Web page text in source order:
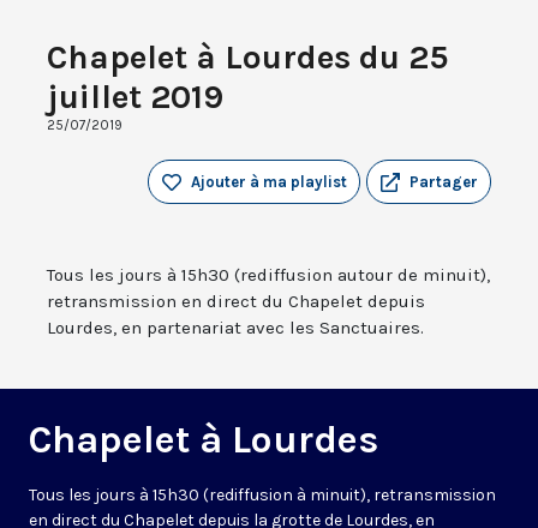
Chapelet à Lourdes du 25
juillet 2019
25/07/2019
Partager
Ajouter à ma playlist
Tous les jours à 15h30 (rediffusion autour de minuit),
retransmission en direct du Chapelet depuis
Lourdes, en partenariat avec les Sanctuaires.
Chapelet à Lourdes
Tous les jours à 15h30 (rediffusion à minuit), retransmission
en direct du Chapelet depuis la grotte de Lourdes, en